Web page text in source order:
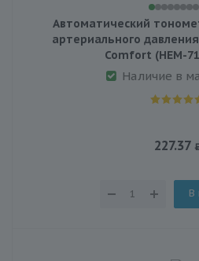
Автоматический
артериального
Comfort (HEM-
Наличие в
227.37
В